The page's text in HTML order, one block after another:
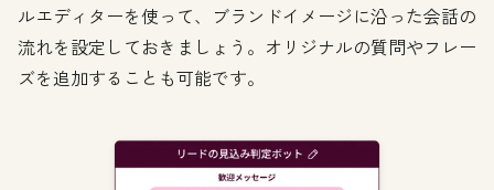
ルエディターを使って、ブランドイメージに沿った会話の
流れを設定しておきましょう。オリジナルの質問やフレー
ズを追加することも可能です。